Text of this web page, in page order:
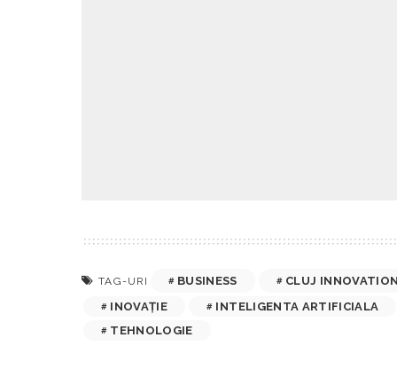
TAG-URI BUSINESS
CLUJ
INOVAȚIE
INTELIGENTA ARTIFICIALA
TEHNOLOGIE